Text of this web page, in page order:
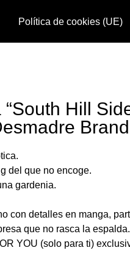
Política de cookies (UE)
Hill
Brand
del que no encoge.
gardenia.
con detalles en manga,
que no rasca la espalda.
YOU (solo para ti)